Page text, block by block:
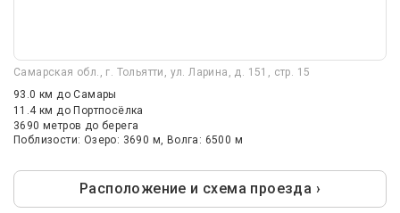
Самарская обл., г. Тольятти, ул. Ларина, д. 151, стр. 15
93.0 кмдо Самары
11.4 кмдо Портпосёлка
3690 метров до берега
Поблизости: Озеро: 3690 м, Волга: 6500 м
Расположение и схема проезда ›